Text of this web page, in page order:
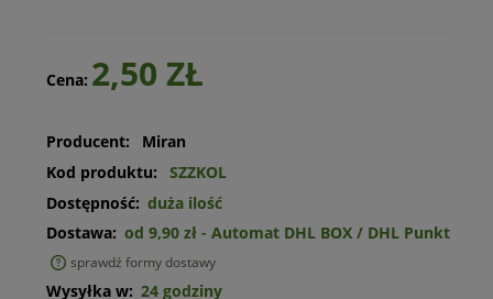
Cena: 2,50 ZŁ
Producent:
Miran
Kod produktu:
SZZKOL
Dostępność: duża ilość
Dostawa: od 9,90 zł - Automat DHL BOX / DHL Punkt
sprawdź formy dostawy
Wysyłka w: 24 godziny